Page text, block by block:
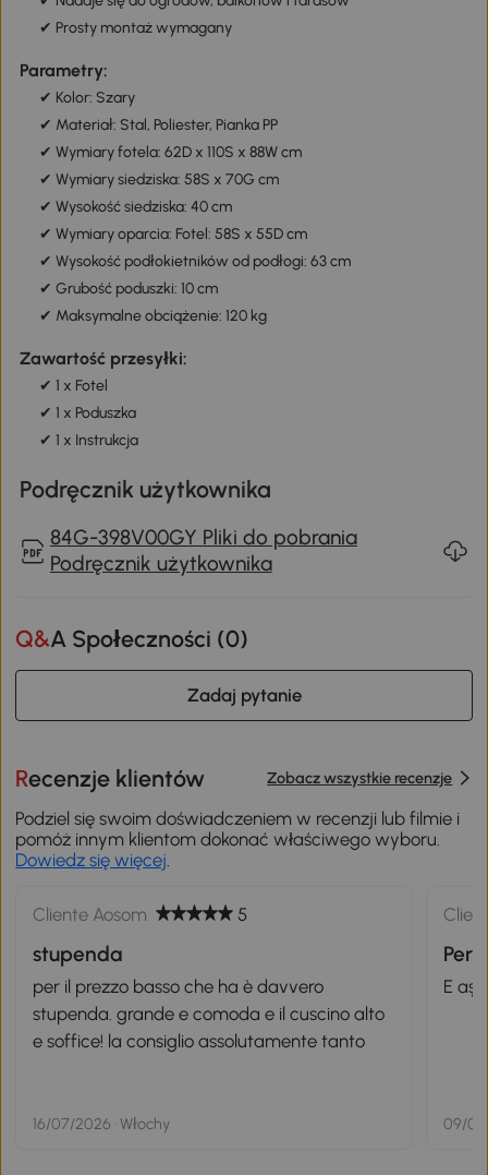
✔ Prosty montaż wymagany
Parametry:
✔ Kolor: Szary
✔ Materiał: Stal, Poliester, Pianka PP
✔ Wymiary fotela: 62D x 110S x 88W cm
✔ Wymiary siedziska: 58S x 70G cm
✔ Wysokość siedziska: 40 cm
✔ Wymiary oparcia: Fotel: 58S x 55D cm
✔ Wysokość podłokietników od podłogi: 63 cm
✔ Grubość poduszki: 10 cm
✔ Maksymalne obciążenie: 120 kg
Zawartość przesyłki:
✔ 1 x Fotel
✔ 1 x Poduszka
✔ 1 x Instrukcja
Podręcznik użytkownika
84G-398V00GY Pliki do pobrania
Podręcznik użytkownika
Q&A Społeczności (0)
Zadaj pytanie
Recenzje klientów Zobacz wszystkie recenzje
Podziel się swoim doświadczeniem w recenzji lub filmie i
pomóż innym klientom dokonać właściwego wyboru.
Dowiedz się więcej
Cliente Aosom 5
stupenda
per il prezzo basso che ha è davvero
stupenda. grande e comoda e il cuscino alto
e soffice! la consiglio assolutamente tanto
16/07/2026 · Włochy
E
09/